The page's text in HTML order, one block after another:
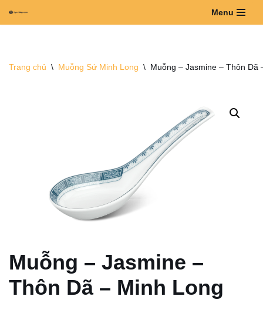
dung
Menu
Trang chủ \ Muỗng Sứ Minh Long \ Muỗng – Jasmine – Thôn Dã
Muỗng – Jasmine –
Thôn Dã – Minh Long